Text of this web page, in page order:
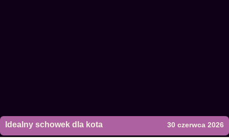
Idealny schowek dla kota 30 czerwca 2026